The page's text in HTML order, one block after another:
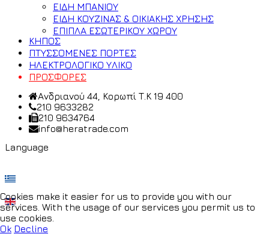
ΕΙΔΗ ΜΠΑΝΙΟΥ
ΕΙΔΗ ΚΟΥΖΙΝΑΣ & ΟΙΚΙΑΚΗΣ ΧΡΗΣΗΣ
ΕΠΙΠΛΑ ΕΣΩΤΕΡΙΚΟΥ ΧΩΡΟΥ
ΚΗΠΟΣ
ΠΤΥΣΣΟΜΕΝΕΣ ΠΟΡΤΕΣ
ΗΛΕΚΤΡΟΛΟΓΙΚΟ ΥΛΙΚΟ
ΠΡΟΣΦΟΡΕΣ
Ανδριανού 44, Κορωπί Τ.Κ 19 400
210 9633282
210 9634764
info@heratrade.com
Language
Cookies make it easier for us to provide you with our
services. With the usage of our services you permit us to
use cookies.
Ok Decline